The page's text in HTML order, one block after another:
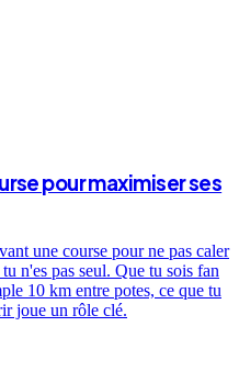
pour maximiser ses
une course pour ne pas caler
n'es pas seul. Que tu sois fan
10 km entre potes, ce que tu
joue un rôle clé.